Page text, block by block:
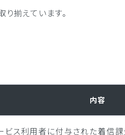
揃えています。
内容
ス利用者に付与された着信課